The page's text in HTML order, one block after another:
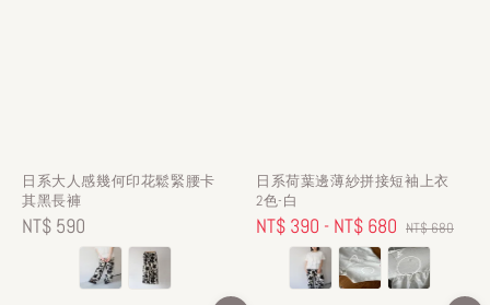
日系大人感幾何印花鬆緊腰卡
其黑長褲
Regular
NT$ 590
日系荷葉邊薄紗拼接短袖上衣
2色-白
Sale
price
NT$ 390 - NT$ 680 Regular
price
NT$ 680